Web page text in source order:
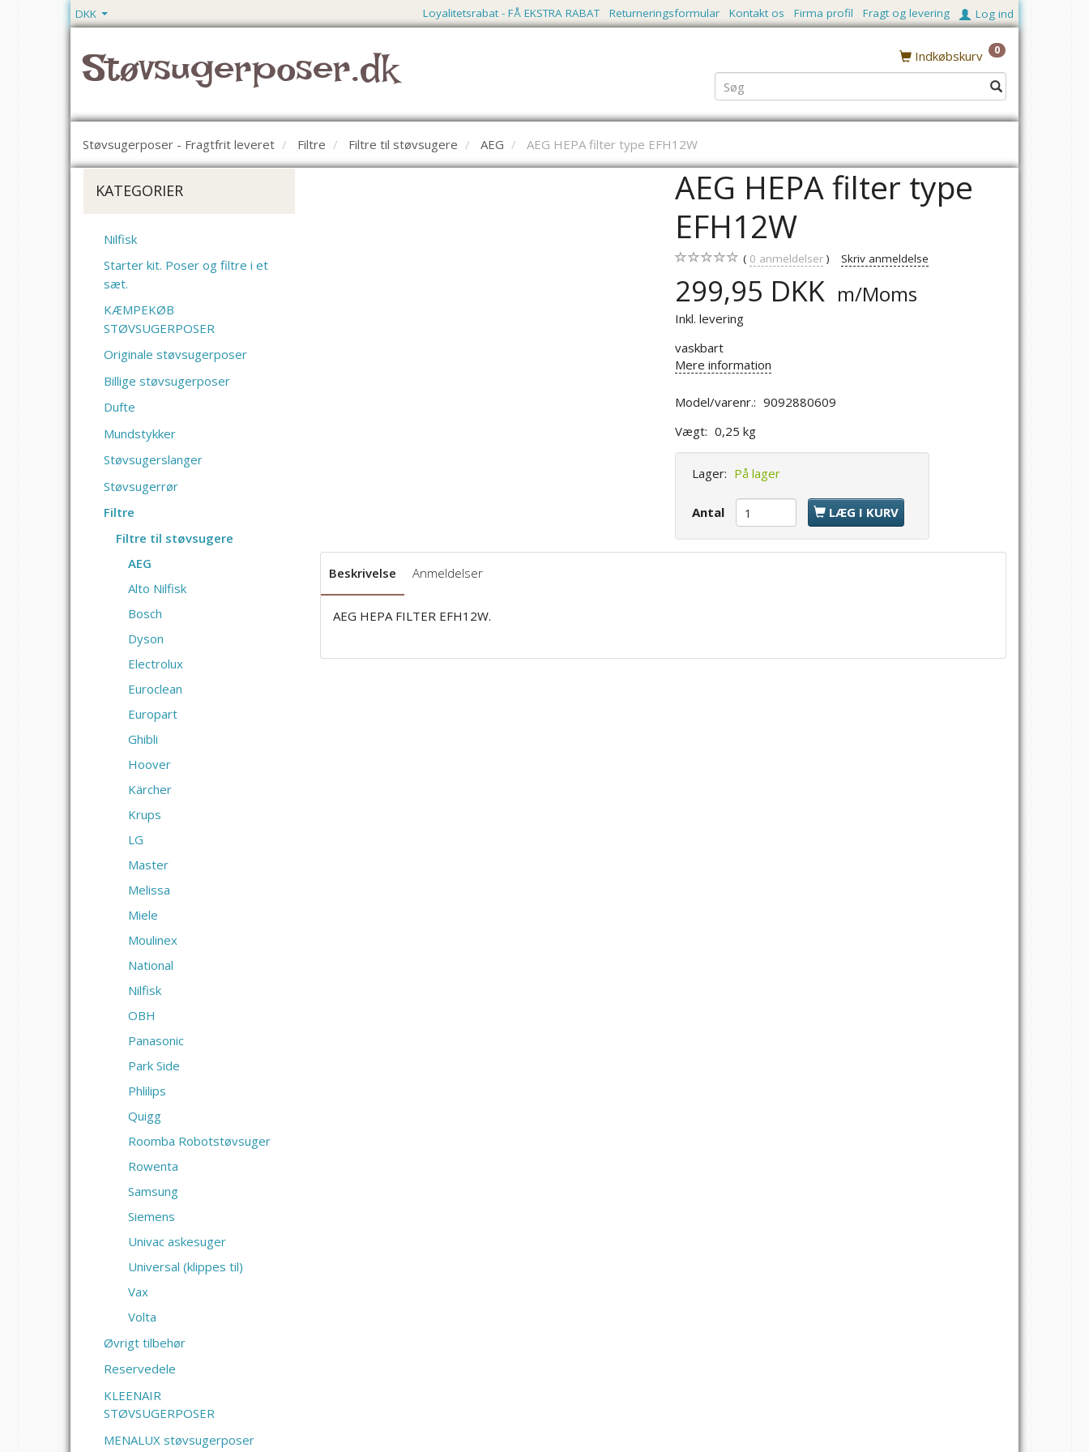
DKK Log ind
Fragt og levering
Firma profil
Kontakt os
Returneringsformular
Loyalitetsrabat - FÅ EKSTRA RABAT
Støvsugerposer.dk Indkøbskurv 0
Støvsugerposer - Fragtfrit leveret Filtre Filtre til støvsugere AEG AEG HEPA filter type EFH12W
KATEGORIER
Nilfisk
Starter kit. Poser og filtre i et
sæt.
KÆMPEKØB
STØVSUGERPOSER
Originale støvsugerposer
Billige støvsugerposer
Dufte
Mundstykker
Støvsugerslanger
Støvsugerrør
Filtre
Filtre til støvsugere
AEG
Alto Nilfisk
Bosch
Dyson
Electrolux
Euroclean
Europart
Ghibli
Hoover
Kärcher
Krups
LG
Master
Melissa
Miele
Moulinex
National
Nilfisk
OBH
Panasonic
Park Side
Phlilips
Quigg
Roomba Robotstøvsuger
Rowenta
Samsung
Siemens
Univac askesuger
Universal (klippes til)
Vax
Volta
Øvrigt tilbehør
Reservedele
KLEENAIR
STØVSUGERPOSER
MENALUX støvsugerposer
AEG HEPA filter type
EFH12W
0 anmeldelser Skriv anmeldelse
299,95 DKK m/Moms
Inkl. levering
vaskbart
Mere information
Model/varenr.: 9092880609
Vægt: 0,25 kg
Lager: På lager
Antal LÆG I KURV
Beskrivelse Anmeldelser
AEG HEPA FILTER EFH12W.